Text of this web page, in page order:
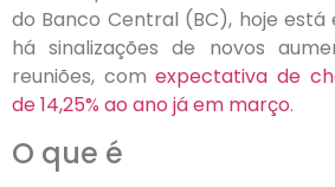
do Banco Central (BC), hoje está
há sinalizações de novos
reuniões, comexpectativa de
de 14,25% ao ano já em março.
O que é